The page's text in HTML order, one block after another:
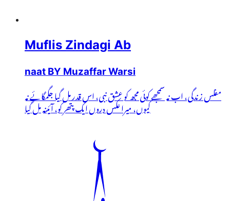
Muflis Zindagi Ab
naat BY Muzaffar Warsi
مفلس زندگی، اب نہ سمجھے کوئی مجھ کو عشق نبی، اس قدر مل گیا جگمگائے نہ
کیوں، میرا عکس دروں ایک پتھر کو، آئینہ مل گیا